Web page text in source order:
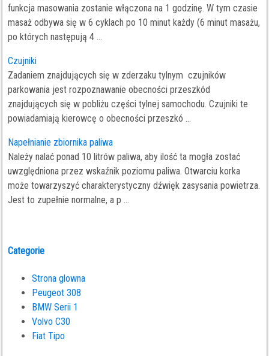
funkcja masowania zostanie włączona na 1 godzinę. W tym czasie
masaż odbywa się w 6 cyklach po 10 minut każdy (6 minut masażu,
po których następują 4 ...
Czujniki
Zadaniem znajdujących się w zderzaku tylnym czujników
parkowania jest rozpoznawanie obecności przeszkód
znajdujących się w pobliżu części tylnej samochodu. Czujniki te
powiadamiają kierowcę o obecności przeszkó ...
Napełnianie zbiornika paliwa
Należy nalać ponad 10 litrów paliwa, aby ilość ta mogła zostać
uwzględniona przez wskaźnik poziomu paliwa. Otwarciu korka
może towarzyszyć charakterystyczny dźwięk zasysania powietrza.
Jest to zupełnie normalne, a p ...
Categorie
Strona glowna
Peugeot 308
BMW Serii 1
Volvo C30
Fiat Tipo